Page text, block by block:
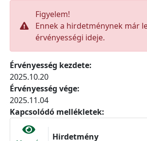
Figyelem!
Ennek a hirdetménynek már
érvényességi ideje.
Érvényesség kezdete:
2025.10.20
Érvényesség vége:
2025.11.04
Kapcsolódó mellékletek:
Hirdetmény